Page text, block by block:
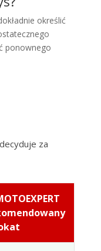
określić
ponownego
za